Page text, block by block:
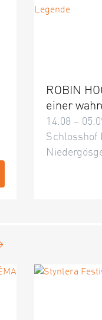
ROBIN
einer
14.08 –
Schlosshof